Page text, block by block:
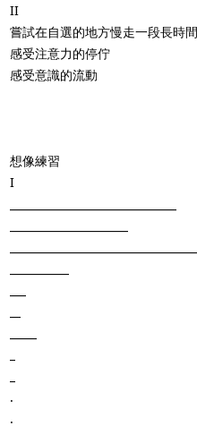
II
嘗試在自選的地方慢走一段長時間
感受注意力的停佇
感受意識的流動
想像練習
I
.
.